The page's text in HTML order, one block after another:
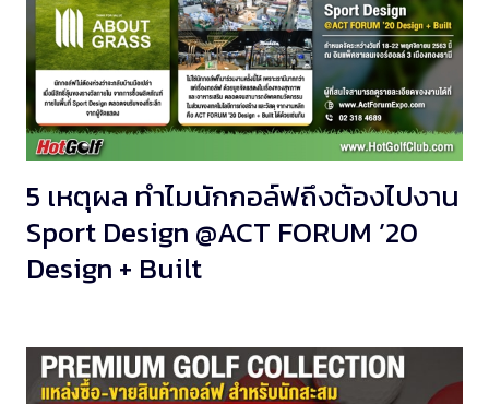
5 เหตุผล ทำไมนักกอล์ฟถึงต้องไปงาน
Sport Design @ACT FORUM ’20
Design + Built